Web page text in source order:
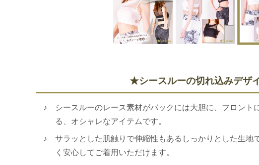
★シースルーの切れ込みデザ
シースルーのレース素材がバックには大胆に、フロン
る、オシャレなアイテムです。
サラッとした肌触りで伸縮性もあるしっかりとした生
く安心してご着用いただけます。